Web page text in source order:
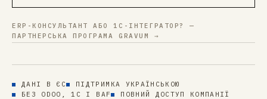
ERP-КОНСУЛЬТАНТ АБО 1С-ІНТЕГРАТОР? —
ПАРТНЕРСЬКА ПРОГРАМА GRAVUM →
ДАНІ В ЄС
ПІДТРИМКА УКРАЇНСЬКОЮ
БЕЗ ODOO, 1С І BAF
ПОВНИЙ ДОСТУП КОМПАНІЇ